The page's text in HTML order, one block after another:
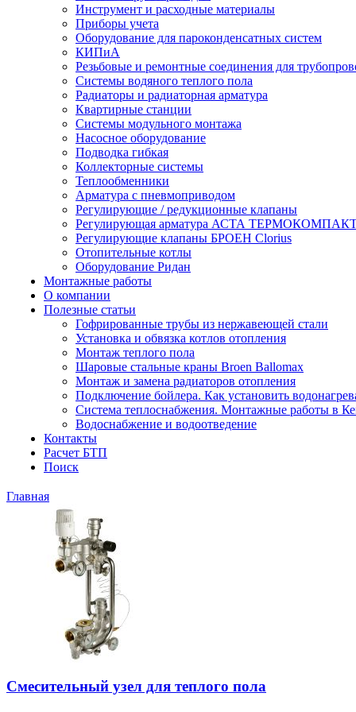
Инструмент и расходные материалы
Приборы учета
Оборудование для пароконденсатных систем
КИПиА
Резьбовые и ремонтные соединения для
Системы водяного теплого пола
Радиаторы и радиаторная арматура
Квартирные станции
Системы модульного монтажа
Насосное оборудование
Подводка гибкая
Коллекторные системы
Теплообменники
Арматура с пневмоприводом
Регулирующие / редукционные клапаны
Регулирующая арматура АСТА
Регулирующие клапаны БРОЕН Clorius
Отопительные котлы
Оборудование Ридан
Монтажные работы
О компании
Полезные статьи
Гофрированные трубы из нержавеющей стали
Установка и обвязка котлов отопления
Монтаж теплого пола
Шаровые стальные краны Broen Ballomax
Монтаж и замена радиаторов отопления
Подключение бойлера. Как установить
Система теплоснабжения. Монтажные работы в
Водоснабжение и водоотведение
Контакты
Расчет БТП
Поиск
Главная
Смесительный узел для теплого пола